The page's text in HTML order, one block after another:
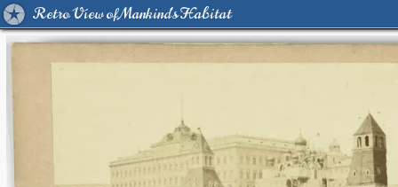
Retro View of Mankind's Habitat